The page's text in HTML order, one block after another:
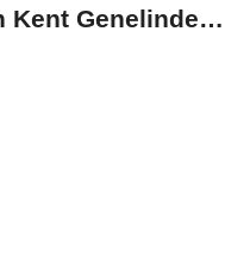
Kent Genelinde